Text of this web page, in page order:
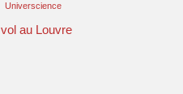
Universcience
vol au Louvre